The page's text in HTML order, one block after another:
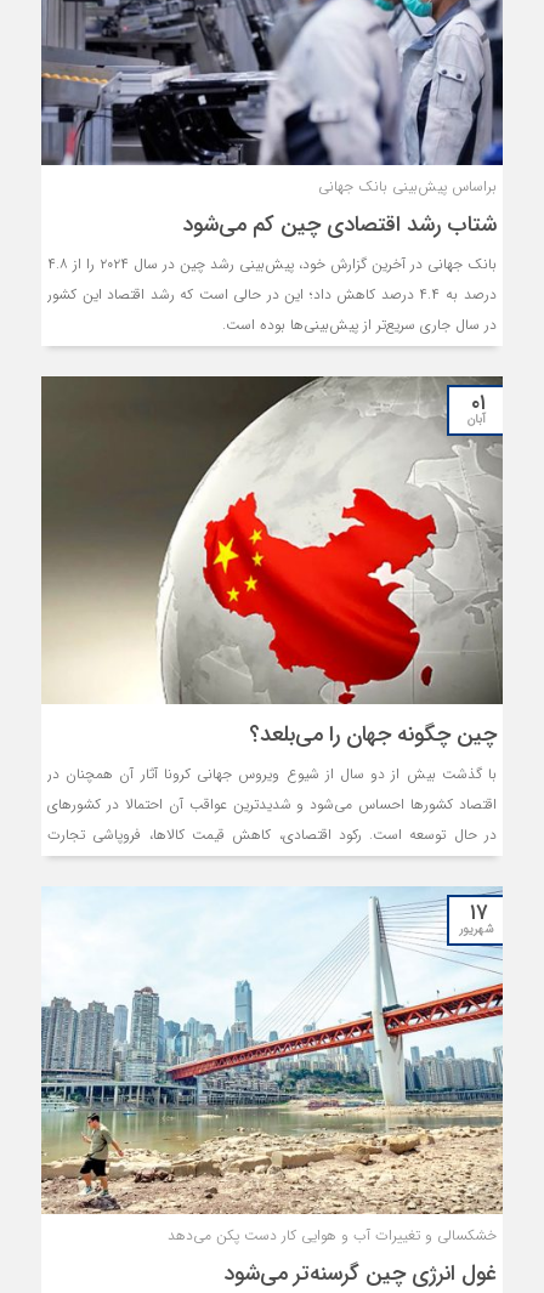
براساس پیش‌بینی بانک جهانی
شتاب رشد اقتصادی چین کم می‌شود
بانک جهانی در آخرین گزارش خود، پیش‌بینی رشد چین در سال ۲۰۲۴ را از ۴.۸
درصد به ۴.۴ درصد کاهش داد؛ این در حالی است که رشد اقتصاد این کشور
در سال جاری سریع‌تر از پیش‌بینی‌ها بوده است.
۰۱
آبان
چین چگونه جهان را می‌بلعد؟
با گذشت بیش از دو سال از شیوع ویروس جهانی کرونا آثار آن همچنان در
اقتصاد کشورها احساس می‌شود و شدیدترین عواقب آن احتمالا در کشورهای
در حال توسعه است. رکود اقتصادی، کاهش قیمت کالاها، فروپاشی تجارت
مجموعه داده‌های جدید جامع درباره وام‌های خارجی چین ارائه می‌کند و
نشان می‌دهد کشورهای در حال توسعه بسیار بیشتر از قبل به چین بدهکار
هستند. این انباشت کوه بدهی در کشورهای در حال توسعه به چین
پیامدهایی برای ثبات اقتصاد کلان در این کشورها دارد.
۱۷
شهریور
خشکسالی و تغییرات آب و هوایی کار دست پکن می‌دهد
غول انرژی چین گرسنه‌تر می‌شود